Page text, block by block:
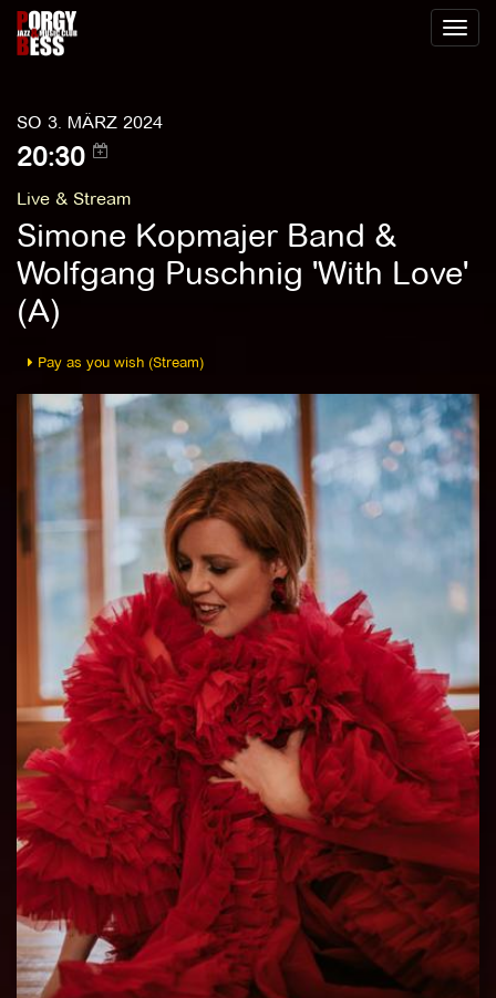
Toggle
SO 3. MÄRZ 2024
20:30
Live & Stream
Simone Kopmajer Band &
Wolfgang Puschnig 'With Love'
(A)
Pay as you wish (Stream)